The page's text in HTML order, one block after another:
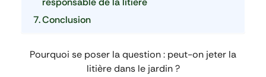
Conclusion
Pourquoi se poser la question : peut-on jeter la
litière dans le jardin ?